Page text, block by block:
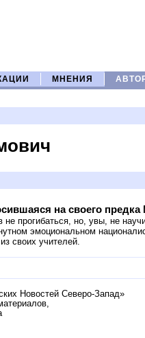
МНЕНИЯ
на своего предка
прогибаться, но, увы, не
эмоциональном
своих учителей.
Новостей Северо-Запад»